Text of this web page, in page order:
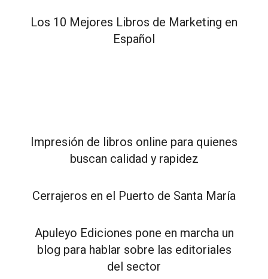
Los 10 Mejores Libros de Marketing en
Español
Impresión de libros online para quienes
buscan calidad y rapidez
Cerrajeros en el Puerto de Santa María
Apuleyo Ediciones pone en marcha un
blog para hablar sobre las editoriales
del sector